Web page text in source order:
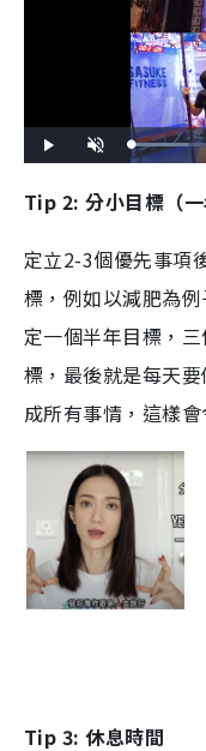
l
n
t
e
L
o
e
d
.
3
%
Tip 2: 分小目標（一
定立2-3個優先事項
標，例如以減肥為
定一個半年目標，
標，最後就是每天
成所有事情，這樣
Tip 3: 休息時間